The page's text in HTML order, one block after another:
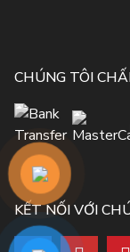
CHÚNG TÔI
KẾT NỐI VỚI